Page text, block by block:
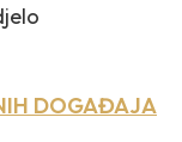
DOGAĐAJA